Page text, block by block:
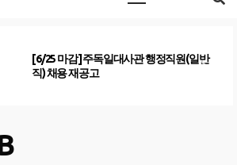
[6/25 마감] 주독일대사관 행정직원(일반
직) 채용 재공고